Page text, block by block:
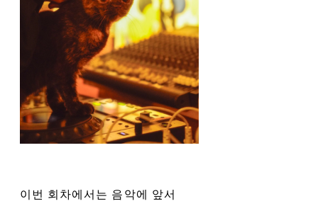
이번 회차에서는 음악에 앞서